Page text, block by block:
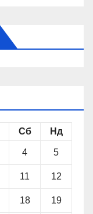
Сб Нд
4 5
11 12
18 19